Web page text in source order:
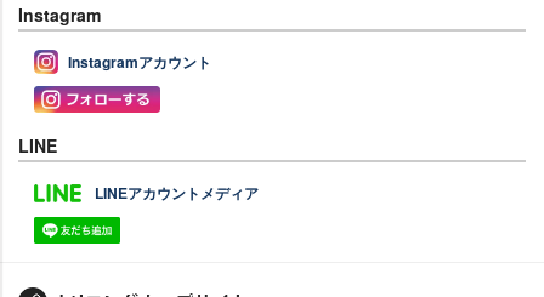
Instagram
Instagramアカウント
LINE
LINEアカウントメディア